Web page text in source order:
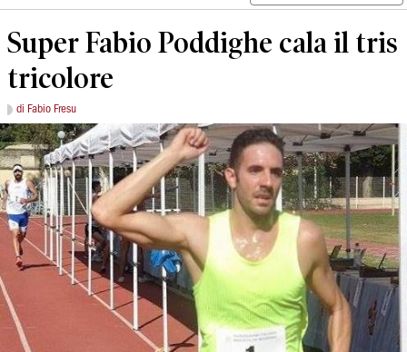
Super Fabio Poddighe cala il tris
tricolore
di Fabio Fresu